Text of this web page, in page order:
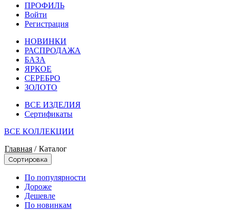
ПРОФИЛЬ
Войти
Регистрация
НОВИНКИ
РАСПРОДАЖА
БАЗА
ЯРКОЕ
СЕРЕБРО
ЗОЛОТО
ВСЕ ИЗДЕЛИЯ
Сертификаты
ВСЕ КОЛЛЕКЦИИ
Главная / Каталог
Сортировка
По популярности
Дороже
Дешевле
По новинкам